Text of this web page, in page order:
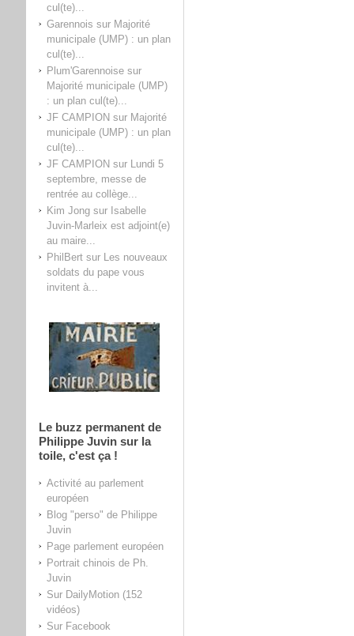
cul(te)...
Garennois sur Majorité
municipale (UMP) : un plan
cul(te)...
Plum'Garennoisesur
Majorité municipale (UMP)
: un plan cul(te)...
JF CAMPION sur Majorité
municipale (UMP) : un plan
cul(te)...
JF CAMPION sur Lundi 5
septembre, messe de
rentrée au collège...
Kim Jongsur Isabelle
Juvin-Marleix est adjoint(e)
au maire...
PhilBertsur Les nouveaux
soldats du pape vous
invitent à...
Le buzz permanent de
Philippe Juvin sur la
toile, c'est ça !
Activité au parlement
européen
Blog "perso" de Philippe
Juvin
Page parlement européen
Portrait chinois de Ph.
Juvin
Sur DailyMotion (152
vidéos)
Sur Facebook